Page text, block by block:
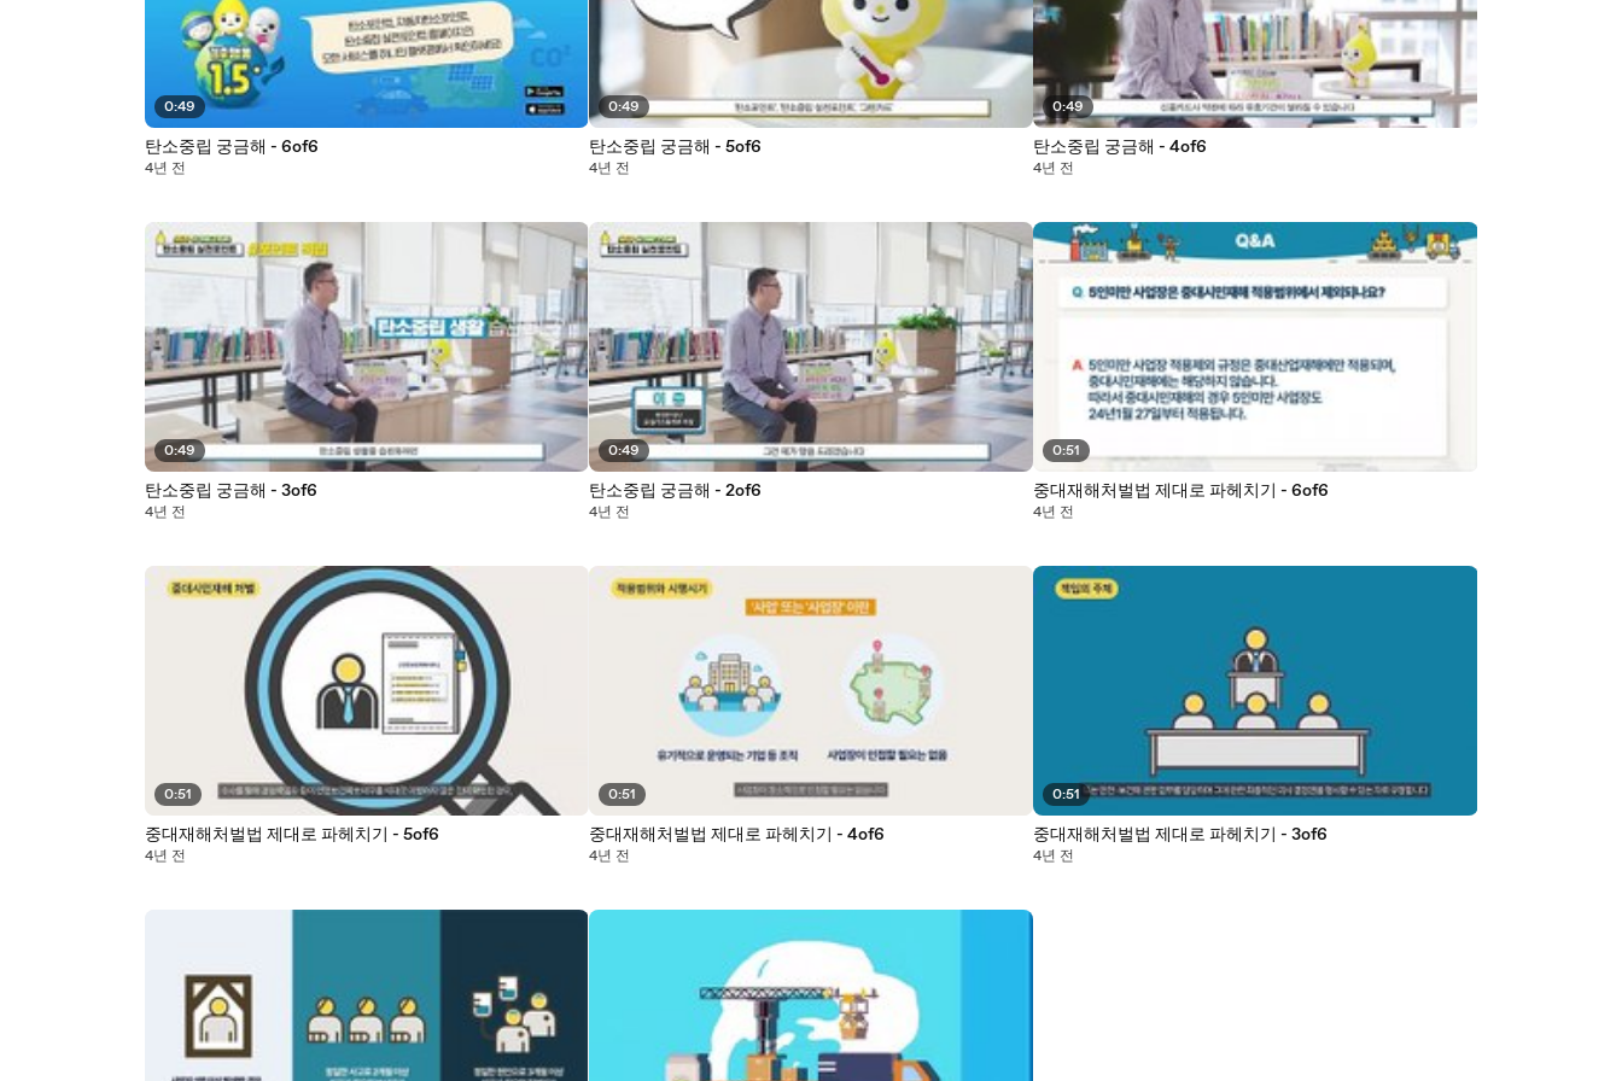
0:49
탄소중립 궁금해 - 6of6
4년 전
0:49
탄소중립 궁금해 - 3of6
4년 전
0:51
중대재해처벌법 제대로 파헤치기 - 5of6
4년 전
0:49
탄소중립 궁금해 - 5of6
4년 전
0:49
탄소중립 궁금해 - 2of6
4년 전
0:51
중대재해처벌법 제대로 파헤치기 - 4of6
4년 전
0:49
탄소중립 궁금해 - 4of6
4년 전
0:51
중대재해처벌법 제대로 파헤치기 - 6of6
4년 전
0:51
중대재해처벌법 제대로 파헤치기 - 3of6
4년 전